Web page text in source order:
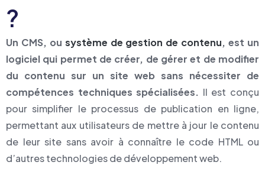
?
Un CMS, ou système de gestion de contenu, est un
logiciel qui permet de créer, de gérer et de modifier
du contenu sur un site web sans nécessiter de
compétences techniques spécialisées. Il est conçu
pour simplifier le processus de publication en ligne,
permettant aux utilisateurs de mettre à jour le contenu
de leur site sans avoir à connaître le code HTML ou
d’autres technologies de développement web.